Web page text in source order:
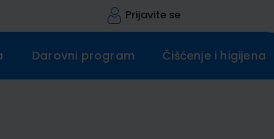
Prijavite se
Darovni program Čišćenje i higijena